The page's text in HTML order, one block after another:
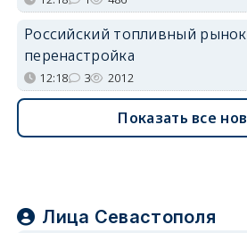
Российский топливный
перенастройка
12:18 3 2012
Показать все
Лица Севастополя